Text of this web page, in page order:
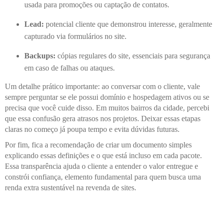
usada para promoções ou captação de contatos.
Lead: potencial cliente que demonstrou interesse, geralmente
capturado via formulários no site.
Backups: cópias regulares do site, essenciais para segurança
em caso de falhas ou ataques.
Um detalhe prático importante: ao conversar com o cliente, vale
sempre perguntar se ele possui domínio e hospedagem ativos ou se
precisa que você cuide disso. Em muitos bairros da cidade, percebi
que essa confusão gera atrasos nos projetos. Deixar essas etapas
claras no começo já poupa tempo e evita dúvidas futuras.
Por fim, fica a recomendação de criar um documento simples
explicando essas definições e o que está incluso em cada pacote.
Essa transparência ajuda o cliente a entender o valor entregue e
constrói confiança, elemento fundamental para quem busca uma
renda extra sustentável na revenda de sites.